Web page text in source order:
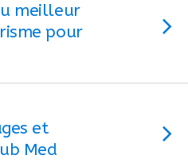
meilleur
pour
et
Med